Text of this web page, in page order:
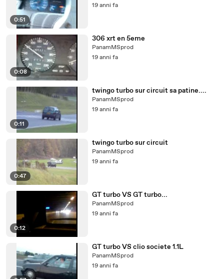
0:51
19 anni fa
0:08
306 xrt en 5eme
PanamMSprod
19 anni fa
0:11
twingo turbo sur circuit sa patine....
PanamMSprod
19 anni fa
0:47
twingo turbo sur circuit
PanamMSprod
19 anni fa
0:12
GT turbo VS GT turbo...
PanamMSprod
19 anni fa
GT turbo VS clio societe 1.1L
PanamMSprod
19 anni fa